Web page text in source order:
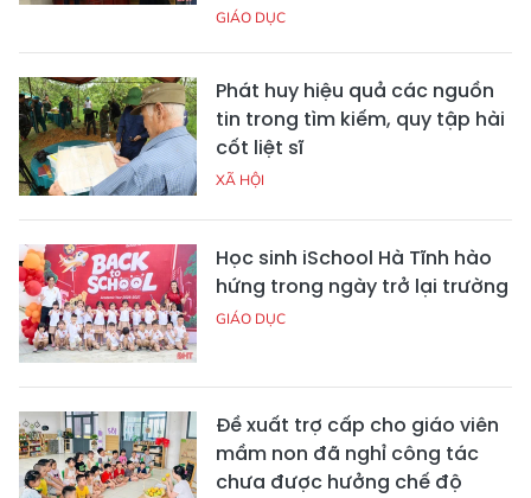
GIÁO DỤC
Phát huy hiệu quả các nguồn
tin trong tìm kiếm, quy tập hài
cốt liệt sĩ
XÃ HỘI
Học sinh iSchool Hà Tĩnh hào
hứng trong ngày trở lại trường
GIÁO DỤC
Đề xuất trợ cấp cho giáo viên
mầm non đã nghỉ công tác
chưa được hưởng chế độ